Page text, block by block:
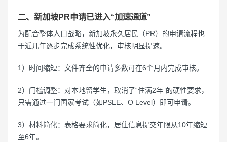
二、新加坡PR申请已进入“加速通道”
为配合整体人口战略，新加坡永久居民（PR）的申请流程也
于近几年逐步完成系统性优化，审核明显提速。
1）时间缩短：文件齐全的申请多数可在6个月内完成审核。
2）门槛调整：对本地留学生，取消了“住满2年”的硬性要求，
只需通过一门国家考试（如PSLE、O Level）即可申请。
3）材料简化：表格要求简化，居住信息提交年限从10年缩短
至6年。